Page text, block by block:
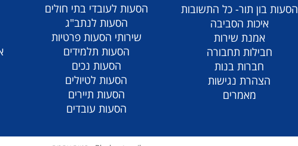
הסעות בון תור- כל התשובות
איכות הסביבה
אמנת שירות
חבילות תחבורה
חברות בנות
הצהרת נגישות
מאמרים
הסעות לעובדי בתי חולים
הסעות לנתב"ג
שירותי הסעות פרטיות
הסעות תלמידים
הסעות נכים
הסעות לטיולים
הסעות תיירים
הסעות עובדים